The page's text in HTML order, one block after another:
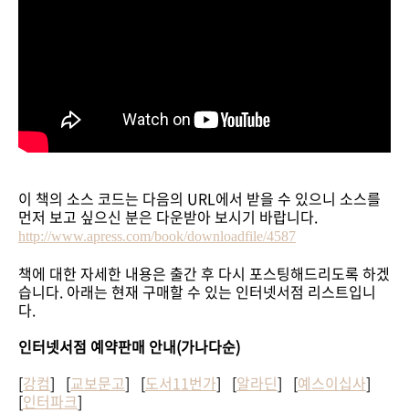
이 책의 소스 코드는 다음의 URL에서 받을 수 있으니 소스를
먼저 보고 싶으신 분은 다운받아 보시기 바랍니다.
http://www.apress.com/book/downloadfile/4587
책에 대한 자세한 내용은 출간 후 다시 포스팅해드리도록 하겠
습니다. 아래는 현재 구매할 수 있는 인터넷서점 리스트입니
다.
인터넷서점 예약판매 안내(가나다순)
[강컴] [교보문고] [도서11번가] [알라딘] [예스이십사]
[인터파크]